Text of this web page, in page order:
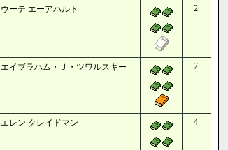
ウーテ エーアハルト 2
エイブラハム・Ｊ・ツワルスキー 7
エレン クレイドマン 4